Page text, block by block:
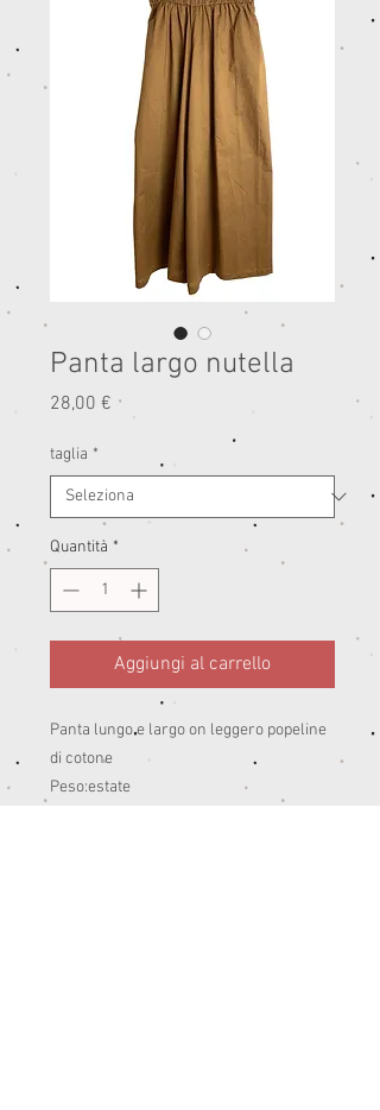
Panta largo nutella
28,00 € Prezzo
taglia *
Quantità *
Aggiungi al carrello
Panta lungo e largo on leggero popeline
di cotone
Peso:estate